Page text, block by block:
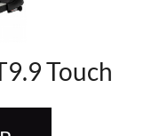
Touch